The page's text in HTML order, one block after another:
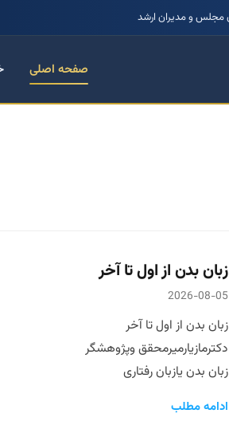
صفحه اصلی
زبان بدن از اول تا آخر
2026-08-05
زبان بدن از اول تا آخر
دکترمازیارمیرمحقق وپژوهشگر
زبان بدن یازبان رفتاری
ادامه مطلب